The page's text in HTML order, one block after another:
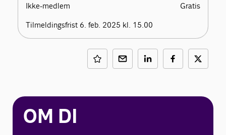
Ikke-medlem
Gratis
Tilmeldingsfrist 6. feb. 2025 kl. 15.00
OM DI